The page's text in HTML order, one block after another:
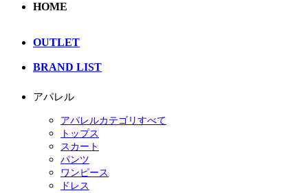
HOME
OUTLET
BRAND LIST
アパレル
アパレルカテゴリすべて
トップス
スカート
パンツ
ワンピース
ドレス